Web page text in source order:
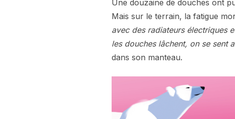
Une douzaine de douches ont
Mais sur le terrain, la fatigue
avec des radiateurs électriques
les douches lâchent, on se sent
dans son manteau.